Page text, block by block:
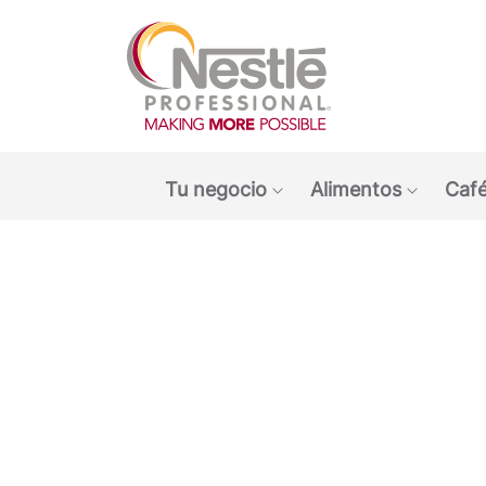
Tu negocio
Show submenu: Tu
Alimentos
Show